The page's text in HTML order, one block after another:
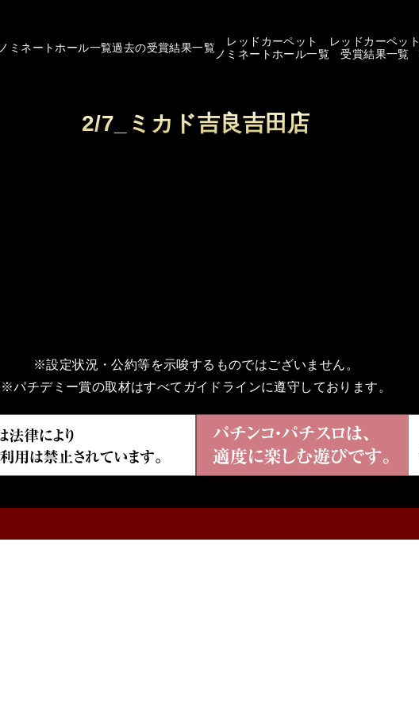
ノミネートホール一覧過去の受賞結果一覧
レッドカーペット
ノミネートホール一覧
レッドカーペット
受賞結果一覧
2/7_ミカド吉良吉田店
※設定状況・公約等を示唆するものではございません。
※パチデミー賞の取材はすべてガイドラインに遵守しております。